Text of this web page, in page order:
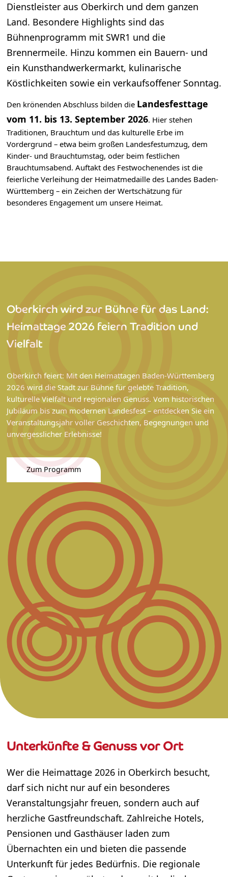
Dienstleister aus Oberkirch und dem ganzen
Land. Besondere Highlights sind das
Bühnenprogramm mit SWR1 und die
Brennermeile. Hinzu kommen ein Bauern- und
ein Kunsthandwerkermarkt, kulinarische
Köstlichkeiten sowie ein verkaufsoffener Sonntag.
Den krönenden Abschluss bilden die Landesfesttage
vom 11. bis 13. September 2026. Hier stehen
Traditionen, Brauchtum und das kulturelle Erbe im
Vordergrund – etwa beim großen Landesfestumzug, dem
Kinder- und Brauchtumstag, oder beim festlichen
Brauchtumsabend. Auftakt des Festwochenendes ist die
feierliche Verleihung der Heimatmedaille des Landes Baden-
Württemberg – ein Zeichen der Wertschätzung für
besonderes Engagement um unsere Heimat.
Oberkirch wird zur Bühne für das Land:
Heimattage 2026 feiern Tradition und
Vielfalt
Oberkirch feiert: Mit den Heimattagen Baden-Württemberg
2026 wird die Stadt zur Bühne für gelebte Tradition,
kulturelle Vielfalt und regionalen Genuss. Vom historischen
Jubiläum bis zum modernen Landesfest – entdecken Sie ein
Veranstaltungsjahr voller Geschichten, Begegnungen und
unvergesslicher Erlebnisse!
Zum Programm
Unterkünfte & Genuss vor Ort
Wer die Heimattage 2026 in Oberkirch besucht,
darf sich nicht nur auf ein besonderes
Veranstaltungsjahr freuen, sondern auch auf
herzliche Gastfreundschaft. Zahlreiche Hotels,
Pensionen und Gasthäuser laden zum
Übernachten ein und bieten die passende
Unterkunft für jedes Bedürfnis. Die regionale